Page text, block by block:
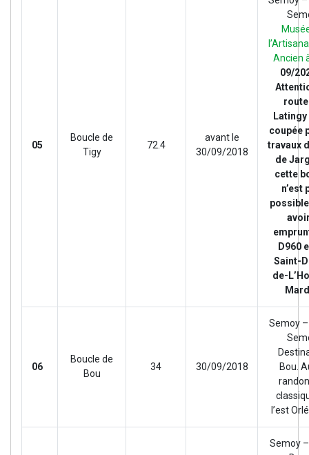
05
Boucle de
Tigy
72.4
avant le
30/09/2018
Ancien
09/
coupée
travaux
de
cette
n’est
D960
Saint-
de-
06
Boucle de
Bou
34 30/09/2018
Semoy
Bou.
l’est
Semoy